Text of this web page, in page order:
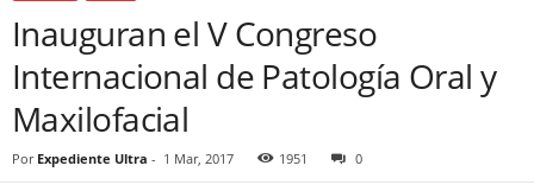
Inauguran el V Congreso
Internacional de Patología Oral y
Maxilofacial
Por Expediente Ultra - 1 Mar, 2017 1951 0